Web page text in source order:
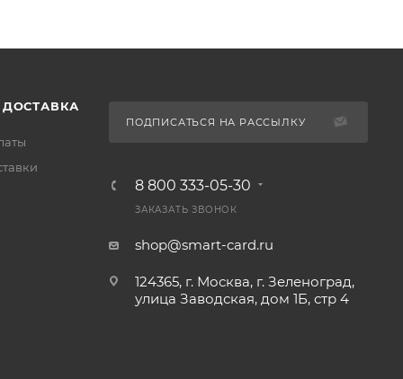
ПОДПИСАТЬСЯ НА РАССЫЛКУ
8 800 333-05-30
ЗАКАЗАТЬ ЗВОНОК
shop@smart-card.ru
124365, г. Москва, г. Зеленоград,
улица Заводская, дом 1Б, стр 4